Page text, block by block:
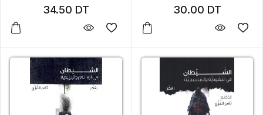
34.50 DT 30.00 DT